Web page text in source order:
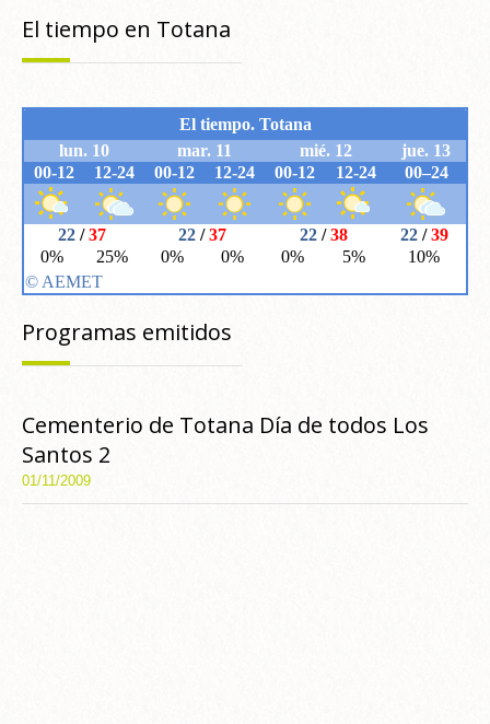
Programas emitidos
Cementerio de Totana Día de todos Los
Santos 2
01/11/2009
El tiempo en Totana